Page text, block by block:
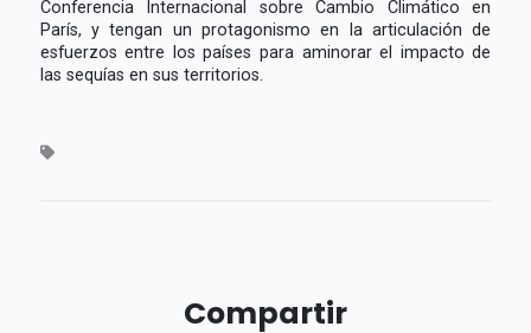
Conferencia Internacional sobre Cambio Climático en
París, y tengan un protagonismo en la articulación de
esfuerzos entre los países para aminorar el impacto de
las sequías en sus territorios.
Compartir